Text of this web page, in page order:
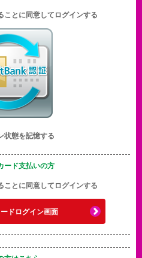
ことに同意してログインする
状態を記憶する
ード支払いの方
ことに同意してログインする
ドログイン画面